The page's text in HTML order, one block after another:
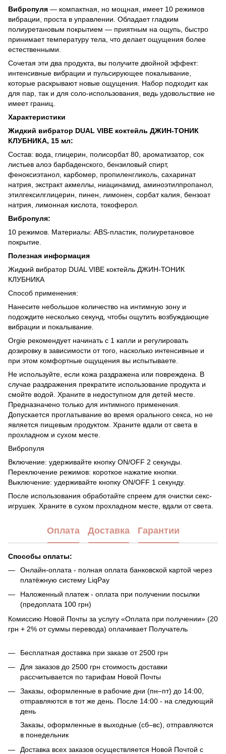
Вибропуля — компактная, но мощная, имеет 10 режимов
вибрации, проста в управлении. Обладает гладким
полиуретановым покрытием — приятным на ощупь, быстро
принимает температуру тела, что делает ощущения более
естественными.
Сочетая эти два продукта, вы получите двойной эффект:
интенсивные вибрации и пульсирующее покалывание,
которые раскрывают новые ощущения. Набор подходит как
для пар, так и для соло-использования, ведь удовольствие не
имеет границ.
Характеристики
Жидкий вибратор DUAL VIBE коктейль ДЖИН-ТОНИК
КЛУБНИКА, 15 мл:
Состав: вода, глицерин, полисорбат 80, ароматизатор, сок
листьев алоэ барбаденского, бензиловый спирт,
феноксиэтанол, карбомер, пропиленгликоль, сахаринат
натрия, экстракт акмеллы, ниацинамид, аминоэтилпропанол,
этилгексилглицерин, пинен, лимонен, сорбат калия, бензоат
натрия, лимонная кислота, токоферол.
Вибропуля:
10 режимов. Материалы: ABS-пластик, полиуретановое
покрытие.
Полезная информация
Жидкий вибратор DUAL VIBE коктейль ДЖИН-ТОНИК
КЛУБНИКА
Способ применения:
Нанесите небольшое количество на интимную зону и
подождите несколько секунд, чтобы ощутить возбуждающие
вибрации и покалывание.
Orgie рекомендует начинать с 1 капли и регулировать
дозировку в зависимости от того, насколько интенсивные и
при этом комфортные ощущения вы испытываете.
Не используйте, если кожа раздражена или повреждена. В
случае раздражения прекратите использование продукта и
смойте водой. Храните в недоступном для детей месте.
Предназначено только для интимного применения.
Допускается проглатывание во время орального секса, но не
является пищевым продуктом. Храните вдали от света в
прохладном и сухом месте.
Вибропуля
Включение: удерживайте кнопку ON/OFF 2 секунды.
Переключение режимов: короткое нажатие кнопки.
Выключение: удерживайте кнопку ON/OFF 1 секунду.
После использования обработайте спреем для очистки секс-
игрушек. Храните в сухом прохладном месте, вдали от света.
Оплата Доставка Гарантии
Способы оплаты:
Онлайн-оплата - полная оплата банковской картой через
платёжную систему LiqPay
Наложенный платеж - оплата при получении посылки
(предоплата 100 грн)
Комиссию Новой Почты за услугу «Оплата при получении» (20
грн + 2% от суммы перевода) оплачивает Получатель
Бесплатная доставка при заказе от 2500 грн
Для заказов до 2500 грн стоимость доставки
рассчитывается по тарифам Новой Почты
Заказы, оформленные в рабочие дни (пн–пт) до 14:00,
отправляются в тот же день. После 14:00 - на следующий
день
Заказы, оформленные в выходные (сб–вс), отправляются
в понедельник
Доставка всех заказов осуществляется Новой Почтой с